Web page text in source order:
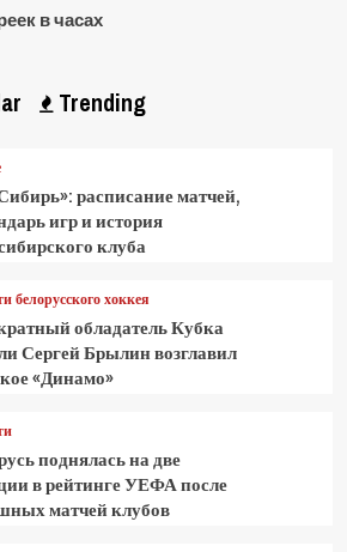
в часах
Trending
расписание матчей,
игр и история
клуба
белорусского хоккея
обладатель Кубка
Сергей Брылин возглавил
«Динамо»
поднялась на две
в рейтинге УЕФА после
матчей клубов